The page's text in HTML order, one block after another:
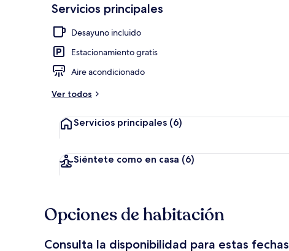
Servicios principales
Desayuno incluido
Estacionamiento gratis
Aire acondicionado
Ver todos
Servicios principales (6)
Siéntete como en casa (6)
Opciones de habitación
Consulta la disponibilidad para estas fechas